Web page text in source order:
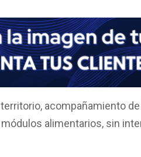
acompañamiento
alimentarios, sin